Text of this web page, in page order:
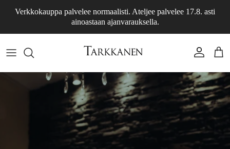
Verkkokauppa palvelee normaalisti. Ateljee palvelee 17.8. asti
ainoastaan ajanvarauksella.
Account Cart